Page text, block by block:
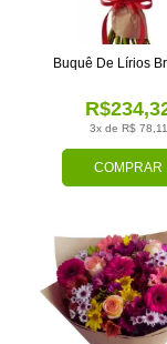
COMPRAR
3x de R$ 78,11
Buquê De Lírios